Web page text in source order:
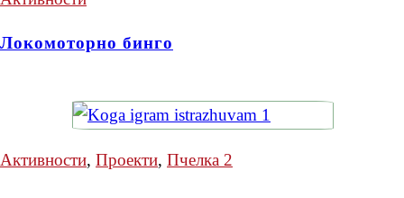
Локомоторно бинго
Активности, Проекти, Пчелка 2